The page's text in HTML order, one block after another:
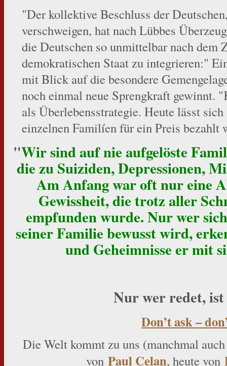
"Der kollektive Beschluss der
verschweigen, hat nach Lübbes
die Deutschen so unmittelbar nach
demokratischen Staat zu integrieren:"
mit Blick auf die besondere
noch einmal neue Sprengkraft gewinnt.
als Überlebensstrategie. Heute lässt
einzelnen Familíen für ein Preis bezahlt
"Wir sind auf nie aufgelöste
die zu Suiziden, Depressionen,
Am Anfang war oft nur eine
Gewissheit, die trotz aller
empfunden wurde. Nur wer
seiner Familie bewusst wird,
und Geheimnisse er mit
Nur wer redet,
Don’t ask –
Die Welt kommt zu uns (manchmal
vonPaul Celan, heute von